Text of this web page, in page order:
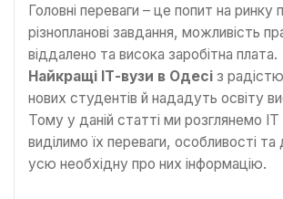
Головні переваги – це попит на ринку
різнопланові завдання, можливість
віддалено та висока заробітна плата.
Найкращі ІТ-вузи в Одесі з
нових студентів й нададуть освіту
Тому у даній статті ми розглянемо
виділимо їх переваги, особливості та
усю необхідну про них інформацію.